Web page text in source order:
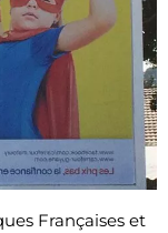
Françaises et